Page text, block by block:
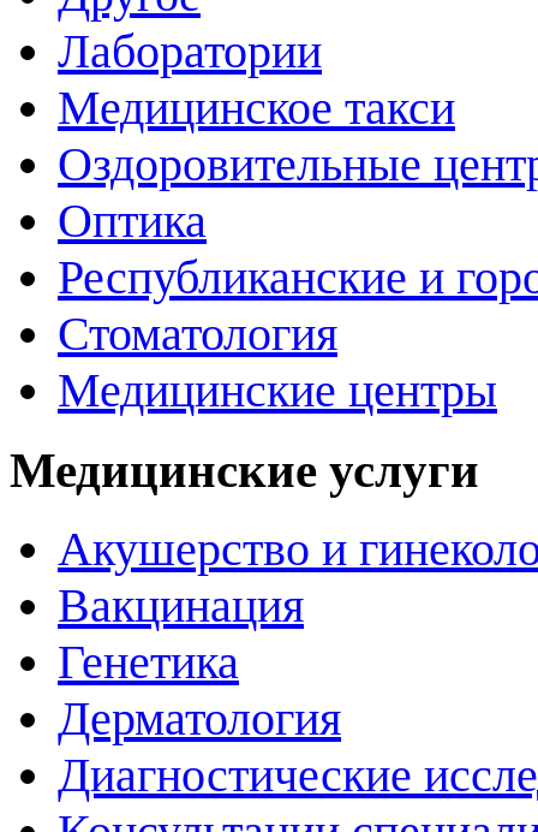
Лаборатории
Медицинское такси
Оздоровительные
Оптика
Республиканские и
Стоматология
Медицинские центры
Медицинские услуги
Акушерство и
Вакцинация
Генетика
Дерматология
Диагностические